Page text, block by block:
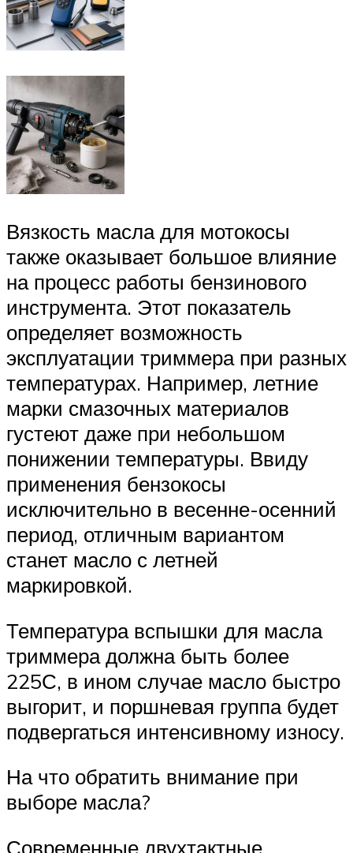
Вязкость масла для мотокосы
также оказывает большое влияние
на процесс работы бензинового
инструмента. Этот показатель
определяет возможность
эксплуатации триммера при разных
температурах. Например, летние
марки смазочных материалов
густеют даже при небольшом
понижении температуры. Ввиду
применения бензокосы
исключительно в весенне-осенний
период, отличным вариантом
станет масло с летней
маркировкой.
Температура вспышки для масла
триммера должна быть более
225С, в ином случае масло быстро
выгорит, и поршневая группа будет
подвергаться интенсивному износу.
На что обратить внимание при
выборе масла?
Современные двухтактные